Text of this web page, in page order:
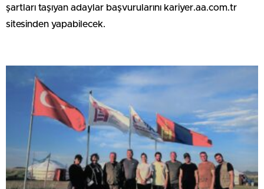
şartları taşıyan adaylar başvurularını kariyer.aa.com.tr
sitesinden yapabilecek.